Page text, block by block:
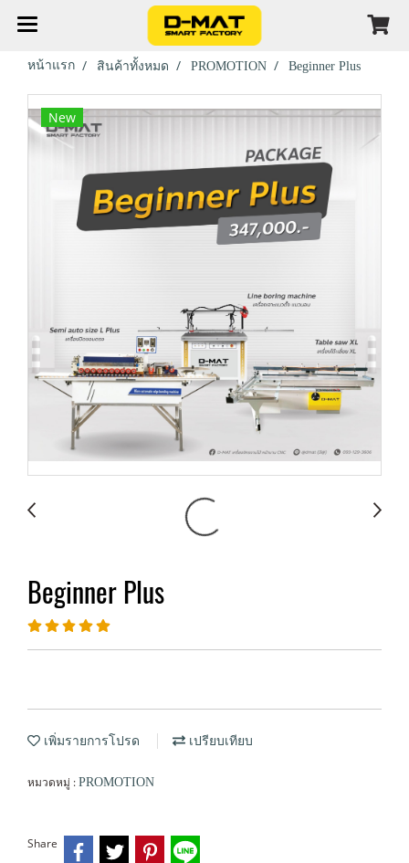
หน้าแรก สินค้าทั้งหมด PROMOTION Beginner Plus
New
Beginner Plus
เพิ่มรายการโปรด เปรียบเทียบ
หมวดหมู่ : PROMOTION
Share